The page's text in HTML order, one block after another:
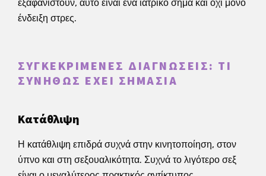
εξαφανιστούν, αυτό είναι ένα ιατρικό σήμα και όχι μόνο
ένδειξη στρες.
ΣΥΓΚΕΚΡΙΜΈΝΕΣ ΔΙΑΓΝΏΣΕΙΣ: ΤΙ
ΣΥΝΉΘΩΣ ΈΧΕΙ ΣΗΜΑΣΊΑ
Κατάθλιψη
Η κατάθλιψη επιδρά συχνά στην κινητοποίηση, στον
ύπνο και στη σεξουαλικότητα. Συχνά το λιγότερο σεξ